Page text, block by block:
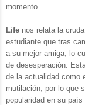
momento.
Life nos relata la
estudiante que tras
a su mejor amiga, lo
de desesperación.
de la actualidad como
mutilación; por lo que
popularidad en su